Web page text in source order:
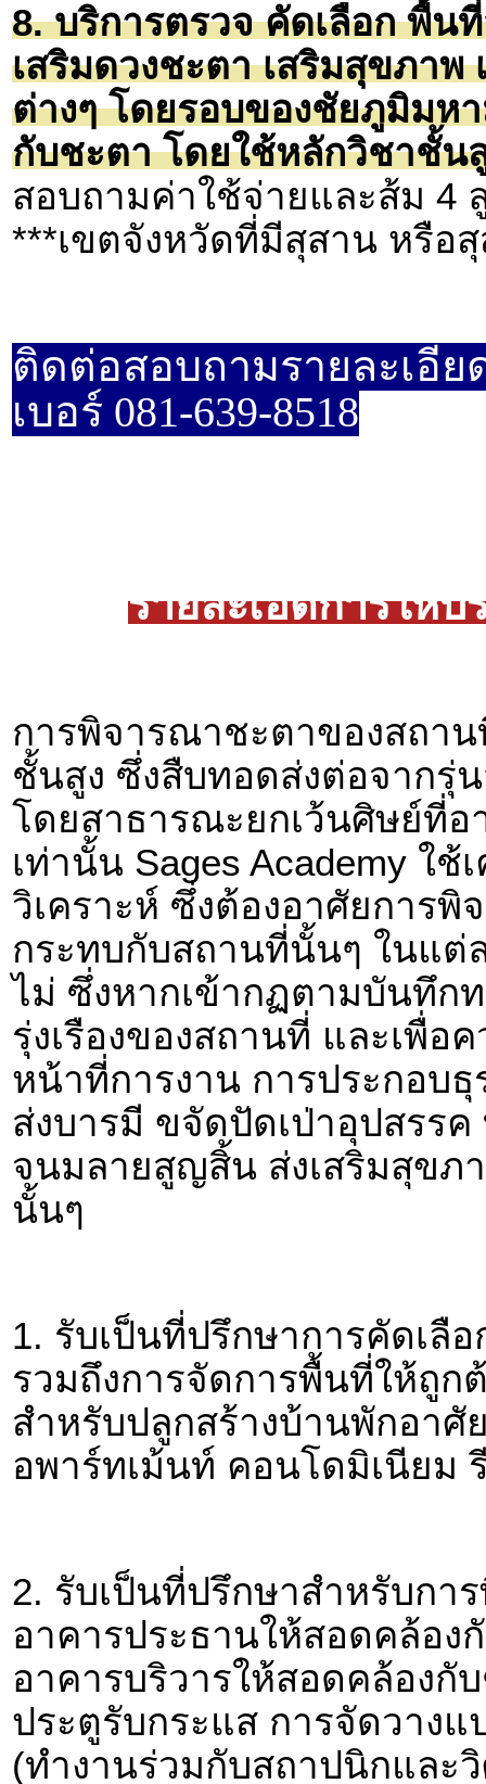
8. บริการตรวจ คัดเลือก พื้น
เสริมดวงชะตา เสริมสุขภาพ
ต่างๆ โดยรอบของชัยภูมิมห
กับชะตา โดยใช้หลักวิชาชั้น
สอบถามค่าใช้จ่ายและส้ม 4
***เขตจังหวัดที่มีสุสาน หรือ
ติดต่อสอบถามรายละเอี
เบอร์ 081-639-8518
รายละเอีดการให้บ
การพิจารณาชะตาของสถา
ชั้นสูง ซึ่งสืบทอดส่งต่อจากรุ่
โดยสาธารณะยกเว้นศิษย์ที่
เท่านั้น Sages Academy ใ
วิเคราะห์ ซึ่งต้องอาศัยการ
กระทบกับสถานที่นั้นๆ ในแต่
ไม่ ซึ่งหากเข้ากฏตามบันทึก
รุ่งเรืองของสถานที่ และเพื่อ
หน้าที่การงาน การประกอบ
ส่งบารมี ขจัดปัดเป่าอุปสรรค
จนมลายสูญสิ้น ส่งเสริมสุขภ
นั้นๆ
1. รับเป็นที่ปรึกษาการคัดเลื
รวมถึงการจัดการพื้นที่ให้ถูก
สำหรับปลูกสร้างบ้านพักอาศั
อพาร์ทเม้นท์ คอนโดมิเนียม
2. รับเป็นที่ปรึกษาสำหรับก
อาคารประธานให้สอดคล้อง
อาคารบริวารให้สอดคล้อง
ประตูรับกระแส การจัดวาง
(ทำงานร่วมกับสถาปนิกและ